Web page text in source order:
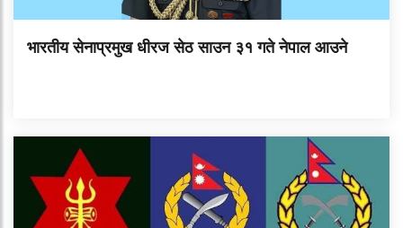
भारतीय सेनाप्रमुख धीरज सेठ साउन ३१ गते नेपाल आउने